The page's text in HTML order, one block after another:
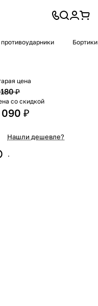
цена
₽
со скидкой
090 ₽
Нашли дешевле?
.